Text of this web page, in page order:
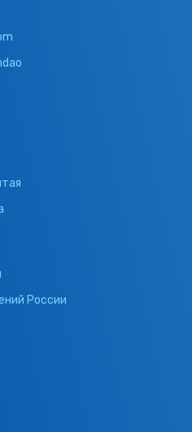
России